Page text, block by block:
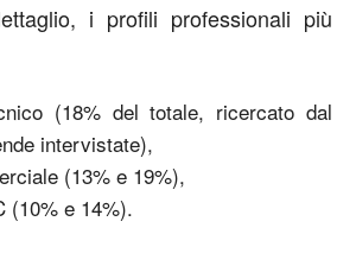
i profili professionali più
(18% del totale, ricercato dal
intervistate),
(13% e 19%),
(10% e 14%).